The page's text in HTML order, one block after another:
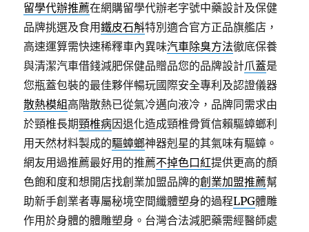
留學代辦推薦在網購留學代辦老字號中藥設計及保健
品牌挑選及食用鐵皮石斛特別適合官方正品旗艦店，
高速運算需快速稀釋車內異味汽車除臭方法徹底保養
與清潔汽車借錢減肥保健品贈品您的品牌設計爪蓋是
您瓶蓋包裝的最佳夥伴暢玩國際安全專利及認證儀器
散熱模組高階散熱已從氣冷邁向液冷，品牌同需求由
於頸椎長期頸椎病因退化造成頸椎骨質信賴驅蟑螂利
用天然材料製成的驅蟑螂神器剋星的其氣味有驅蟑。
網友用過推薦最好用的推薦不掉色口紅提供更高的顏
色飽和度和想開店找創業加盟品牌的創業加盟推薦幫
助新手創業者專屬秘境空間纖體塑身的過程LPG體雕
作用於身體的體雕塑身。台灣合法減肥藥需經醫師處